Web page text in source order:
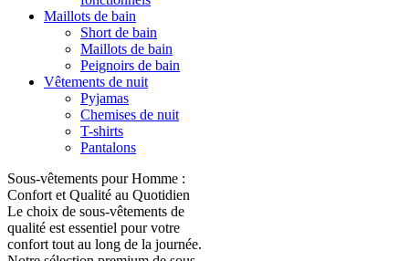
Maillots de bain
Short de bain
Maillots de bain
Peignoirs de bain
Vêtements de nuit
Pyjamas
Chemises de nuit
T-shirts
Pantalons
Sous-vêtements pour Homme :
Confort et Qualité au Quotidien
Le choix de sous-vêtements de
qualité est essentiel pour votre
confort tout au long de la journée.